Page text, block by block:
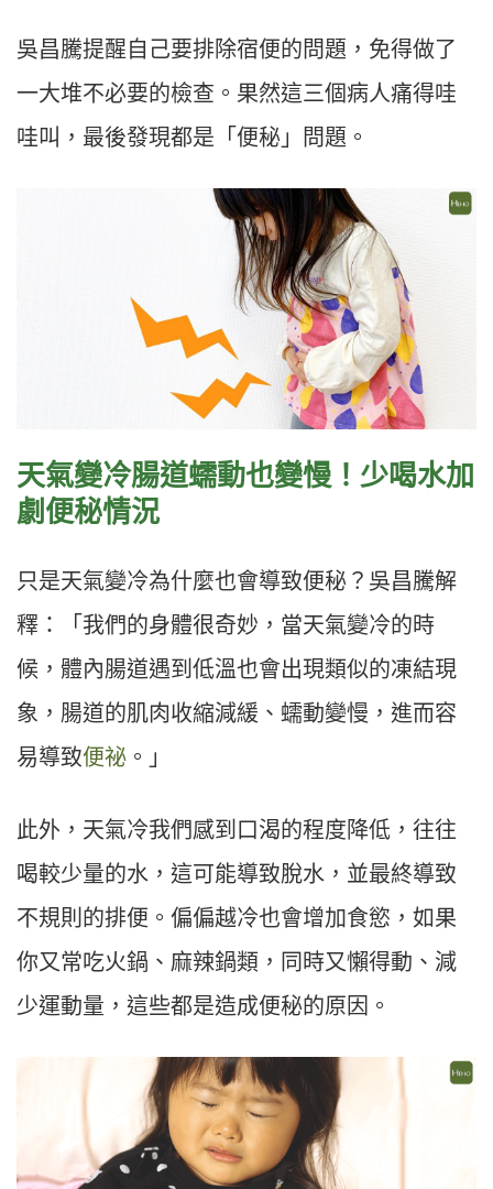
吳昌騰提醒自己要排除宿便的問題，免得做了
一大堆不必要的檢查。果然這三個病人痛得哇
哇叫，最後發現都是「便秘」問題。
天氣變冷腸道蠕動也變慢！少喝水加
劇便秘情況
只是天氣變冷為什麼也會導致便秘？吳昌騰解
釋：「 我們的身體很奇妙，當天氣變冷的時
候，體內腸道遇到低溫也會出現類似的凍結現
象，腸道的肌肉收縮減緩、蠕動變慢，進而容
易導致便祕 。 」
此外，天氣冷我們感到口渴的程度降低，往往
喝較少量的水，這可能導致脫水，並最終導致
不規則的排便。 偏偏越冷也會增加食慾，如果
你又常吃火鍋、麻辣鍋類，同時又懶得動、減
少運動量，這些都是造成便秘的原因。